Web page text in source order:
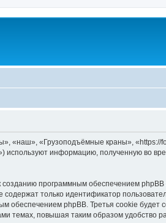
«наш», «Грузоподъёмные краны», «https://
информацию, полученную во
программным обеспечением phpBB
только идентификатор
phpBB. Третья cookie будет
темах, повышая таким образом удобство